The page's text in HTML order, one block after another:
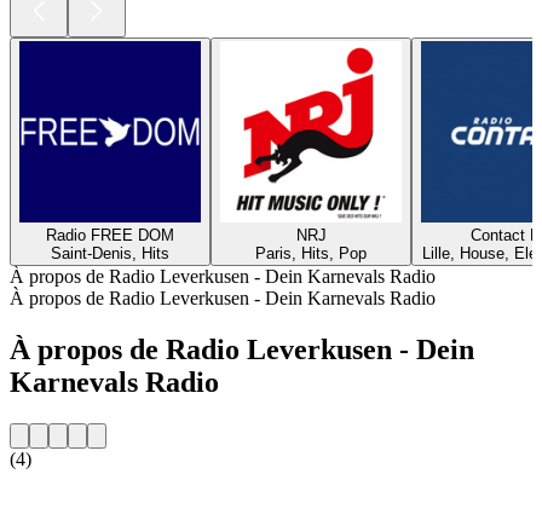
Radio FREE DOM
Saint-Denis, Hits
NRJ
Paris, Hits, Pop
Contact
Lille, House,
À propos de Radio Leverkusen - Dein Karnevals Radio
À propos de Radio Leverkusen - Dein Karnevals Radio
À propos de Radio Leverkusen - Dein
Karnevals Radio
(4)